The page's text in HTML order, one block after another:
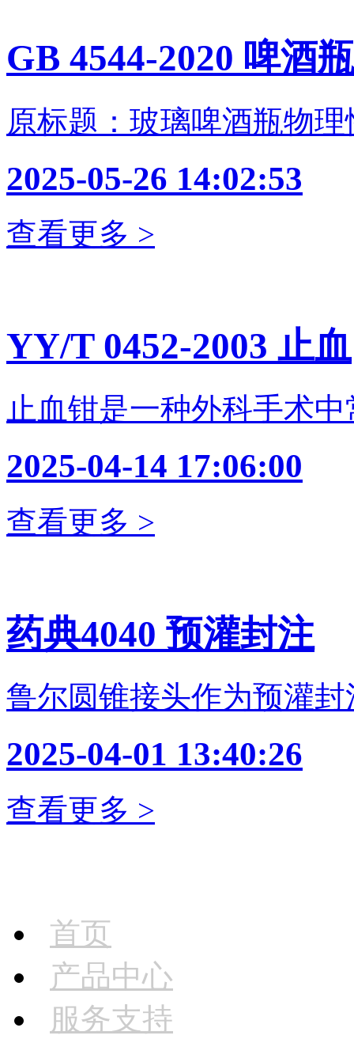
GB 4544-2020 啤酒瓶
原标题：玻璃啤酒瓶物
2025-05-26 14:02:53
查看更多 >
YY/T 0452-2003 止血
止血钳是一种外科手术
2025-04-14 17:06:00
查看更多 >
药典4040 预灌封注
鲁尔圆锥接头作为预灌
2025-04-01 13:40:26
查看更多 >
首页
产品中心
服务支持